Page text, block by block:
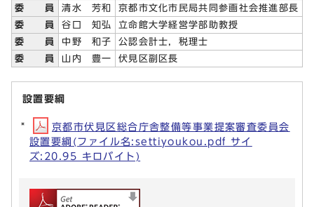
委 員
清水 芳和
京都市文化市民局共同参画社会推進部長
委 員
谷口 知弘
立命館大学経営学部助教授
委 員
中野 和子
公認会計士，税理士
委 員
山内 豊一 伏見区副区長
設置要綱
京都市伏見区総合庁舎整備等事業提案審査委員会
設置要綱(ファイル名:settiyoukou.pdf サイ
ズ:20.95 キロバイト)